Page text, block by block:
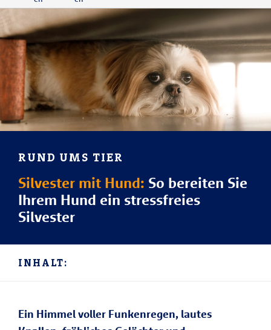
RUND UMS TIER
Silvester mit Hund: So bereiten Sie
Ihrem Hund ein stressfreies
Silvester
INHALT:
Ein Himmel voller Funkenregen, lautes